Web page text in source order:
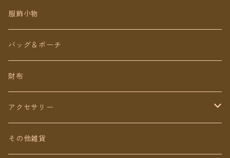
チェトオリジナル
ロング丈
ミディアム丈
ショート丈
Baby&Kids
トップス
ワンピース
パンツ
スカート
キッズ
服飾小物
バッグ＆ポーチ
財布
アクセサリー
ピアス（イヤリング）
その他雑貨